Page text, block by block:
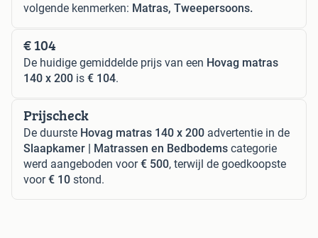
volgende kenmerken: Matras, Tweepersoons.
€ 104
De huidige gemiddelde prijs van een Hovag matras
140 x 200 is € 104.
Prijscheck
De duurste Hovag matras 140 x 200 advertentie in de
Slaapkamer | Matrassen en Bedbodems categorie
werd aangeboden voor€ 500, terwijl de goedkoopste
voor€ 10 stond.